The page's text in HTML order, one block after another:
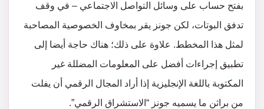
بفتح حساب على وسائل التواصل الاجتماعي – في وقف
تدفق البوتات، لكن جونز يقر بمخاوف الخصوصية المصاحبة
لمثل هذا المخطط. علاوة على ذلك؛ هناك حاجة أيضا إلى
تطبيق إجراءات أفضل على المعلومات المضللة غير
المكتوبة باللغة الإنجليزية إذا أراد المجال الرقمي أن يفلت
من براثن ما يسميه جونز “الاستشراق الرقمي”.